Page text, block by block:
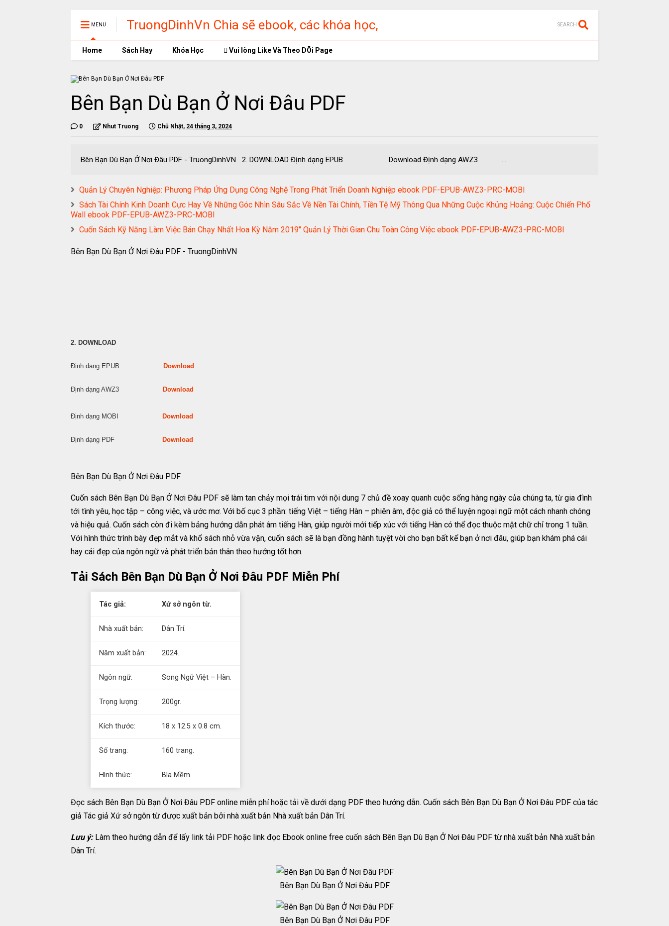
MENU
TruongDinhVn Chia sẽ ebook, các khóa học,
phần mềm học tập miễn phí
SEARCH
Home Sách Hay Khóa Học Vui lòng Like Và Theo DÕi Page
Bên Bạn Dù Bạn Ở Nơi Đâu PDF
0 Nhut Truong Chủ Nhật, 24 tháng 3, 2024
Bên Bạn Dù Bạn Ở Nơi Đâu PDF - TruongDinhVN 2. DOWNLOAD Định dạng EPUB Download Định dạng AWZ3 ...
Quản Lý Chuyên Nghiệp: Phương Pháp Ứng Dụng Công Nghệ Trong Phát Triển Doanh Nghiệp ebook PDF-EPUB-AWZ3-PRC-MOBI
Sách Tài Chính Kinh Doanh Cực Hay Về Những Góc Nhìn Sâu Sắc Về Nền Tài Chính, Tiền Tệ Mỹ Thông Qua Những Cuộc Khủng Hoảng: Cuộc Chiến Phố
Wall ebook PDF-EPUB-AWZ3-PRC-MOBI
Cuốn Sách Kỹ Năng Làm Việc Bán Chạy Nhất Hoa Kỳ Năm 2019" Quản Lý Thời Gian Chu Toàn Công Việc ebook PDF-EPUB-AWZ3-PRC-MOBI
Bên Bạn Dù Bạn Ở Nơi Đâu PDF - TruongDinhVN
2. DOWNLOAD
Định dạng EPUB Download
Định dạng AWZ3 Download
Định dạng MOBI Download
Định dạng PDF Download
Bên Bạn Dù Bạn Ở Nơi Đâu PDF
Cuốn sách Bên Bạn Dù Bạn Ở Nơi Đâu PDF sẽ làm tan chảy mọi trái tim với nội dung 7 chủ đề xoay quanh cuộc sống hàng ngày của chúng ta, từ gia đình
tới tình yêu, học tập – công việc, và ước mơ. Với bố cục 3 phần: tiếng Việt – tiếng Hàn – phiên âm, độc giả có thể luyện ngoại ngữ một cách nhanh chóng
và hiệu quả. Cuốn sách còn đi kèm bảng hướng dẫn phát âm tiếng Hàn, giúp người mới tiếp xúc với tiếng Hàn có thể đọc thuộc mặt chữ chỉ trong 1 tuần.
Với hình thức trình bày đẹp mắt và khổ sách nhỏ vừa vặn, cuốn sách sẽ là bạn đồng hành tuyệt vời cho bạn bất kể bạn ở nơi đâu, giúp bạn khám phá cái
hay cái đẹp của ngôn ngữ và phát triển bản thân theo hướng tốt hơn.
Tải Sách Bên Bạn Dù Bạn Ở Nơi Đâu PDF Miễn Phí
Tác giả: Xứ sở ngôn từ.
Nhà xuất bản: Dân Trí.
Năm xuất bản: 2024.
Ngôn ngữ: Song Ngữ Việt – Hàn.
Trọng lượng: 200gr.
Kích thước: 18 x 12.5 x 0.8 cm.
Số trang: 160 trang.
Hình thức: Bìa Mềm.
Đọc sách Bên Bạn Dù Bạn Ở Nơi Đâu PDF online miễn phí hoặc tải về dưới dạng PDF theo hướng dẫn. Cuốn sách Bên Bạn Dù Bạn Ở Nơi Đâu PDF của tác
giả Tác giả Xứ sở ngôn từ được xuất bản bởi nhà xuất bản Nhà xuất bản Dân Trí.
Lưu ý:Làm theo hướng dẫn để lấy link tải PDF hoặc link đọc Ebook online free cuốn sách Bên Bạn Dù Bạn Ở Nơi Đâu PDF từ nhà xuất bản Nhà xuất bản
Dân Trí.
Bên Bạn Dù Bạn Ở Nơi Đâu PDF
Bên Bạn Dù Bạn Ở Nơi Đâu PDF